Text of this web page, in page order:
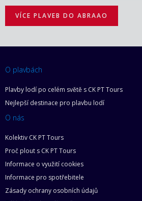
VÍCE PLAVEB DO ABRAAO
O plavbách
Plavby lodí po celém světě s CK PT Tours
Nejlepší destinace pro plavbu lodí
O nás
Kolektiv CK PT Tours
Proč plout s CK PT Tours
Informace o využití cookies
Informace pro spotřebitele
Zásady ochrany osobních údajů